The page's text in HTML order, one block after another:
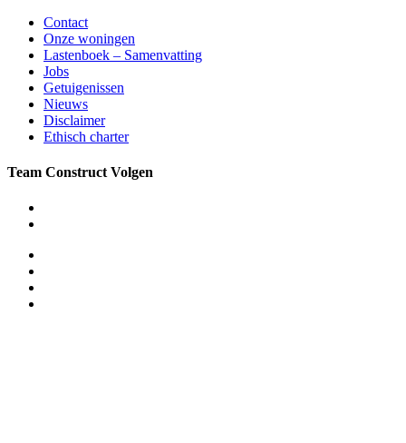
Contact
Onze woningen
Lastenboek – Samenvatting
Jobs
Getuigenissen
Nieuws
Disclaimer
Ethisch charter
Team Construct Volgen